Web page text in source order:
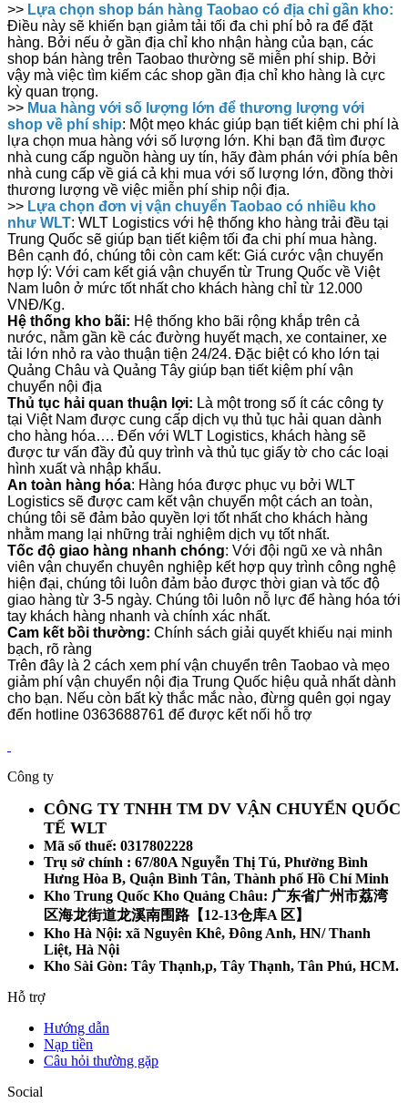
>> Lựa chọn shop bán hàng Taobao có địa chỉ gần kho:
Điều này sẽ khiến bạn giảm tải tối đa chi phí bỏ ra để đặt
hàng. Bởi nếu ở gần địa chỉ kho nhận hàng của bạn, các
shop bán hàng trên Taobao thường sẽ miễn phí ship. Bởi
vậy mà việc tìm kiếm các shop gần địa chỉ kho hàng là cực
kỳ quan trọng.
>> Mua hàng với số lượng lớn để thương lượng với
shop về phí ship: Một mẹo khác giúp bạn tiết kiệm chi phí là
lựa chọn mua hàng với số lượng lớn. Khi bạn đã tìm được
nhà cung cấp nguồn hàng uy tín, hãy đàm phán với phía bên
nhà cung cấp về giá cả khi mua với số lượng lớn, đồng thời
thương lượng về việc miễn phí ship nội địa.
>> Lựa chọn đơn vị vận chuyển Taobao có nhiều kho
như WLT: WLT Logistics với hệ thống kho hàng trải đều tại
Trung Quốc sẽ giúp bạn tiết kiệm tối đa chi phí mua hàng.
Bên cạnh đó, chúng tôi còn cam kết: Giá cước vận chuyển
hợp lý: Với cam kết giá vận chuyển từ Trung Quốc về Việt
Nam luôn ở mức tốt nhất cho khách hàng chỉ từ 12.000
VNĐ/Kg.
Hệ thống kho bãi: Hệ thống kho bãi rộng khắp trên cả
nước, nằm gần kề các đường huyết mạch, xe container, xe
tải lớn nhỏ ra vào thuận tiện 24/24. Đặc biệt có kho lớn tại
Quảng Châu và Quảng Tây giúp bạn tiết kiệm phí vận
chuyển nội địa
Thủ tục hải quan thuận lợi: Là một trong số ít các công ty
tại Việt Nam được cung cấp dịch vụ thủ tục hải quan dành
cho hàng hóa…. Đến với WLT Logistics, khách hàng sẽ
được tư vấn đầy đủ quy trình và thủ tục giấy tờ cho các loại
hình xuất và nhập khẩu.
An toàn hàng hóa: Hàng hóa được phục vụ bởi WLT
Logistics sẽ được cam kết vận chuyển một cách an toàn,
chúng tôi sẽ đảm bảo quyền lợi tốt nhất cho khách hàng
nhằm mang lại những trải nghiệm dịch vụ tốt nhất.
Tốc độ giao hàng nhanh chóng: Với đội ngũ xe và nhân
viên vận chuyển chuyên nghiệp kết hợp quy trình công nghệ
hiện đại, chúng tôi luôn đảm bảo được thời gian và tốc độ
giao hàng từ 3-5 ngày. Chúng tôi luôn nỗ lực để hàng hóa tới
tay khách hàng nhanh và chính xác nhất.
Cam kết bồi thường: Chính sách giải quyết khiếu nại minh
bạch, rõ ràng
Trên đây là 2 cách xem phí vận chuyển trên Taobao và mẹo
giảm phí vận chuyển nội địa Trung Quốc hiệu quả nhất dành
cho bạn. Nếu còn bất kỳ thắc mắc nào, đừng quên gọi ngay
đến hotline 0363688761 để được kết nối hỗ trợ
Công ty
CÔNG TY TNHH TM DV VẬN CHUYỂN QUỐC
TẾ WLT
Mã số thuế: 0317802228
Trụ sở chính : 67/80A Nguyễn Thị Tú, Phường Bình
Hưng Hòa B, Quận Bình Tân, Thành phố Hồ Chí Minh
Kho Trung Quốc Kho Quảng Châu: 广东省广州市荔湾
区海龙街道龙溪南围路【12-13仓库A 区】
Kho Hà Nội: xã Nguyên Khê, Đông Anh, HN/ Thanh
Liệt, Hà Nội
Kho Sài Gòn: Tây Thạnh,p, Tây Thạnh, Tân Phú, HCM.
Hỗ trợ
Hướng dẫn
Nạp tiền
Câu hỏi thường gặp
Social